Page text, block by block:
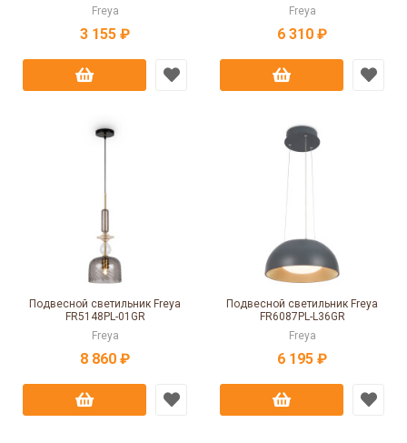
Freya
3 155 ₽
Freya
6 310 ₽
Подвесной светильник Freya
FR5148PL-01GR
Freya
8 860 ₽
Подвесной светильник Freya
FR6087PL-L36GR
Freya
6 195 ₽